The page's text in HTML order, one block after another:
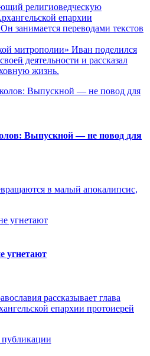
религиоведческую
епархии
занимается переводами текстов
митрополии» Иван поделился
деятельности и рассказал
жизнь.
Выпускной — не повод для
в малый апокалипсис,
угнетают
рассказывает глава
епархии протоиерей